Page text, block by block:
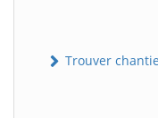
Trouver